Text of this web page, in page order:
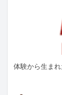
体験から生ま